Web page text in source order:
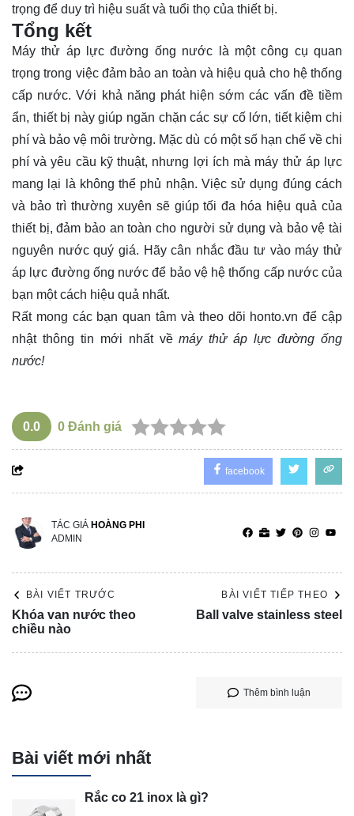
trọng để duy trì hiệu suất và tuổi thọ của thiết bị.
Tổng kết
Máy thử áp lực đường ống nước là một công cụ quan
trọng trong việc đảm bảo an toàn và hiệu quả cho hệ thống
cấp nước. Với khả năng phát hiện sớm các vấn đề tiềm
ẩn, thiết bị này giúp ngăn chặn các sự cố lớn, tiết kiệm chi
phí và bảo vệ môi trường. Mặc dù có một số hạn chế về chi
phí và yêu cầu kỹ thuật, nhưng lợi ích mà máy thử áp lực
mang lại là không thể phủ nhận. Việc sử dụng đúng cách
và bảo trì thường xuyên sẽ giúp tối đa hóa hiệu quả của
thiết bị, đảm bảo an toàn cho người sử dụng và bảo vệ tài
nguyên nước quý giá. Hãy cân nhắc đầu tư vào máy thử
áp lực đường ống nước để bảo vệ hệ thống cấp nước của
bạn một cách hiệu quả nhất.
Rất mong các bạn quan tâm và theo dõi honto.vn để cập
nhật thông tin mới nhất vềmáy thử áp lực đường ống
nước!
0.0 0 Đánh giá
facebook
TÁC GIẢ HOÀNG PHI
ADMIN
BÀI VIẾT TRƯỚC
Khóa van nước theo
chiều nào
BÀI VIẾT TIẾP THEO
Ball valve stainless steel
Thêm bình luận
Bài viết mới nhất
Rắc co 21 inox là gì?